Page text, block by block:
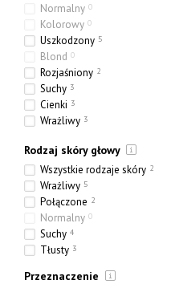
Normalny 0
Kolorowy 0
Uszkodzony 5
Blond 0
Rozjaśniony 2
Suchy 3
Cienki 3
Wrażliwy 3
Gruby 0
Porowaty 3
Rodzaj skóry głowy
Wszystkie rodzaje skóry 2
Wrażliwy 5
Połączone 2
Normalny 0
Suchy 4
Tłusty 3
Przeznaczenie